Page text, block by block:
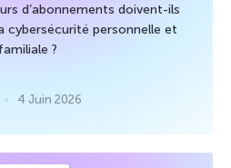
d’abonnements doivent-ils
cybersécurité personnelle et
familiale ?
4 Juin 2026